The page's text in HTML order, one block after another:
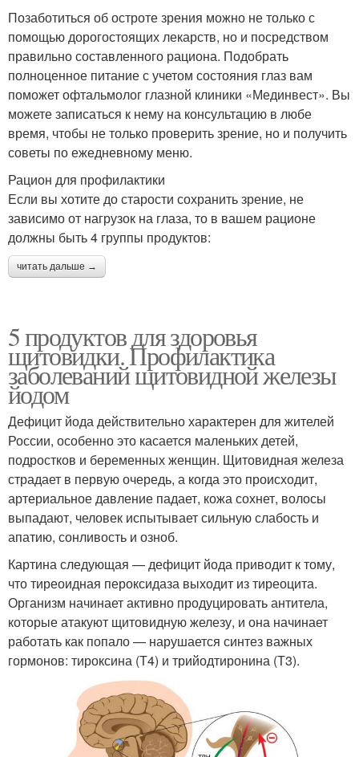
Позаботиться об остроте зрения можно не только с
помощью дорогостоящих лекарств, но и посредством
правильно составленного рациона. Подобрать
полноценное питание с учетом состояния глаз вам
поможет офтальмолог глазной клиники «Мединвест». Вы
можете записаться к нему на консультацию в любе
время, чтобы не только проверить зрение, но и получить
советы по ежедневному меню.
Рацион для профилактики
Если вы хотите до старости сохранить зрение, не
зависимо от нагрузок на глаза, то в вашем рационе
должны быть 4 группы продуктов:
читать дальше →
5 продуктов для здоровья
щитовидки. Профилактика
заболеваний щитовидной железы
йодом
Дефицит йода действительно характерен для жителей
России, особенно это касается маленьких детей,
подростков и беременных женщин. Щитовидная железа
страдает в первую очередь, а когда это происходит,
артериальное давление падает, кожа сохнет, волосы
выпадают, человек испытывает сильную слабость и
апатию, сонливость и озноб.
Картина следующая — дефицит йода приводит к тому,
что тиреоидная пероксидаза выходит из тиреоцита.
Организм начинает активно продуцировать антитела,
которые атакуют щитовидную железу, и она начинает
работать как попало — нарушается синтез важных
гормонов: тироксина (Т4) и трийодтиронина (Т3).